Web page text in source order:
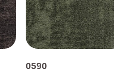
0590